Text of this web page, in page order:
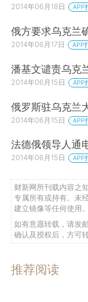
2014年06月18日 APP
俄方要求乌克兰
2014年06月17日 APP
潘基文谴责乌克
2014年06月15日 APP
俄罗斯驻乌克兰
2014年06月15日 APP
法德俄领导人通
2014年06月15日 APP
财新网所刊载内容之
专属所有或持有。未
建立镜像等任何使用。
如有意愿转载，请发
确认及授权后，方可转
推荐阅读